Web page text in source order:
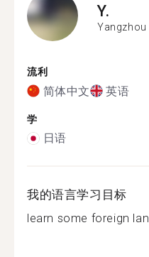
Y.
Yangzhou
流利
简体中文 英语
学
日语
我的语言学习目标
learn some foreign